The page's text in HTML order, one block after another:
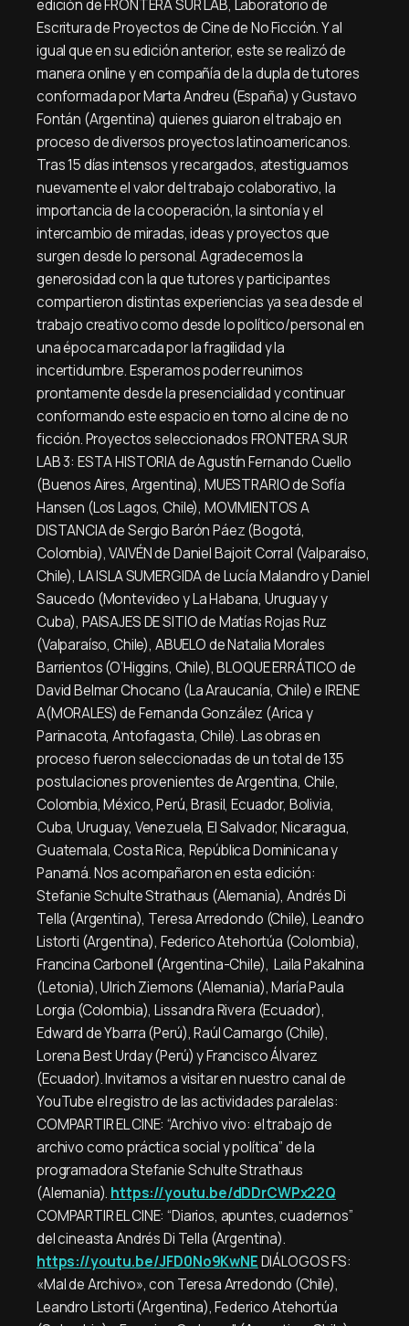
edición de FRONTERA SUR LAB, Laboratorio de
Escritura de Proyectos de Cine de No Ficción. Y al
igual que en su edición anterior, este se realizó de
manera online y en compañía de la dupla de tutores
conformada por Marta Andreu (España) y Gustavo
Fontán (Argentina) quienes guiaron el trabajo en
proceso de diversos proyectos latinoamericanos.
Tras 15 días intensos y recargados, atestiguamos
nuevamente el valor del trabajo colaborativo, la
importancia de la cooperación, la sintonía y el
intercambio de miradas, ideas y proyectos que
surgen desde lo personal. Agradecemos la
generosidad con la que tutores y participantes
compartieron distintas experiencias ya sea desde el
trabajo creativo como desde lo político/personal en
una época marcada por la fragilidad y la
incertidumbre. Esperamos poder reunirnos
prontamente desde la presencialidad y continuar
conformando este espacio en torno al cine de no
ficción. Proyectos seleccionados FRONTERA SUR
LAB 3: ESTA HISTORIA de Agustín Fernando Cuello
(Buenos Aires, Argentina), MUESTRARIO de Sofía
Hansen (Los Lagos, Chile), MOVIMIENTOS A
DISTANCIA de Sergio Barón Páez (Bogotá,
Colombia), VAIVÉN de Daniel Bajoit Corral (Valparaíso,
Chile), LA ISLA SUMERGIDA de Lucía Malandro y Daniel
Saucedo (Montevideo y La Habana, Uruguay y
Cuba), PAISAJES DE SITIO de Matías Rojas Ruz
(Valparaíso, Chile), ABUELO de Natalia Morales
Barrientos (O’Higgins, Chile), BLOQUE ERRÁTICO de
David Belmar Chocano (La Araucanía, Chile) e IRENE
A(MORALES) de Fernanda González (Arica y
Parinacota, Antofagasta, Chile). Las obras en
proceso fueron seleccionadas de un total de 135
postulaciones provenientes de Argentina, Chile,
Colombia, México, Perú, Brasil, Ecuador, Bolivia,
Cuba, Uruguay, Venezuela, El Salvador, Nicaragua,
Guatemala, Costa Rica, República Dominicana y
Panamá. Nos acompañaron en esta edición:
Stefanie Schulte Strathaus (Alemania), Andrés Di
Tella (Argentina), Teresa Arredondo (Chile), Leandro
Listorti (Argentina), Federico Atehortúa (Colombia),
Francina Carbonell (Argentina-Chile), Laila Pakalnina
(Letonia), Ulrich Ziemons (Alemania), María Paula
Lorgia (Colombia), Lissandra Rivera (Ecuador),
Edward de Ybarra (Perú), Raúl Camargo (Chile),
Lorena Best Urday (Perú) y Francisco Álvarez
(Ecuador). Invitamos a visitar en nuestro canal de
YouTube el registro de las actividades paralelas:
COMPARTIR EL CINE: “Archivo vivo: el trabajo de
archivo como práctica social y política” de la
programadora Stefanie Schulte Strathaus
(Alemania). https://youtu.be/dDDrCWPx22Q
COMPARTIR EL CINE: “Diarios, apuntes, cuadernos”
del cineasta Andrés Di Tella (Argentina).
https://youtu.be/JFD0No9KwNEDIÁLOGOS FS:
«Mal de Archivo», con Teresa Arredondo (Chile),
Leandro Listorti (Argentina), Federico Atehortúa